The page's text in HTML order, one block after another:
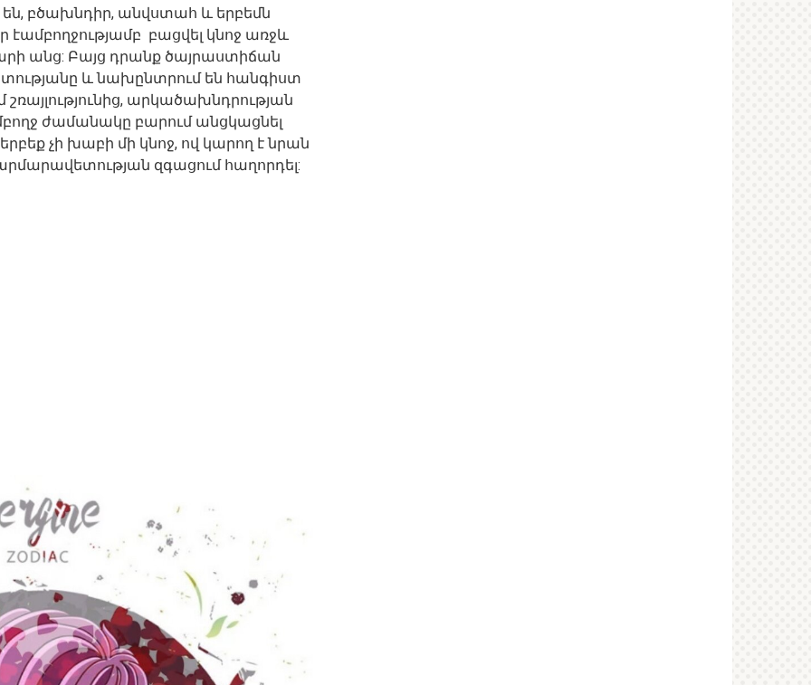
բծախնդիր, անվստահ և երբեմն
բացվել կնոջ առջև
անց: Բայց դրանք ծայրաստիճան
և նախընտրում են հանգիստ
արկածախնդրության
ժամանակը բարում անցկացնել
չի խաբի մի կնոջ, ով կարող է նրան
զգացում հաղորդել: